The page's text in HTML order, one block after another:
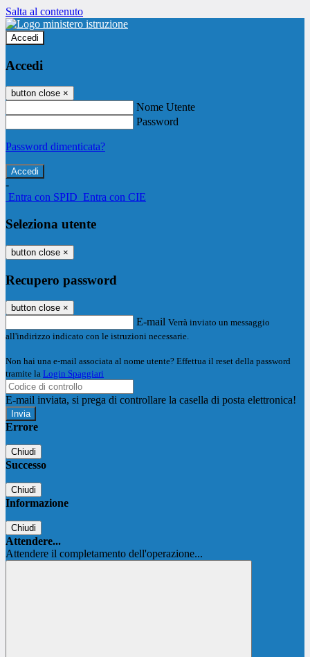
Salta al contenuto
Accedi
Accedi
button close ×
Nome Utente
Password
Password dimenticata?
-
Entra con SPID Entra con CIE
Seleziona utente
button close ×
Recupero password
button close ×
E-mail Verrà inviato un messaggio
all'indirizzo indicato con le istruzioni necessarie.
Non hai una e-mail associata al nome utente? Effettua il reset della password
tramite la Login Spaggiari
E-mail inviata, si prega di controllare la casella di posta elettronica!
Errore
Chiudi
Successo
Chiudi
Informazione
Chiudi
Attendere...
Attendere il completamento dell'operazione...